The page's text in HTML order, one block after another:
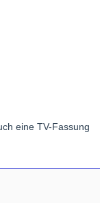
eine TV-Fassung